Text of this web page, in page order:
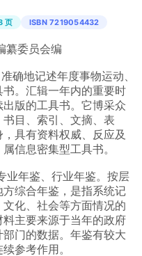
页 ISBN 7219054432
纂委员会编
确地记述年度事物运动、
。汇辑一年内的重要时
版的工具书。它博采众
目、索引、文摘、表
具有资料权威、反应及
信息密集型工具书。
业年鉴、行业年鉴。按层
综合年鉴，是指系统记
化、社会等方面情况的
主要来源于当年的政府
门的数据。年鉴有较大
参考作用。